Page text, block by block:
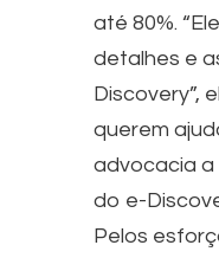
até 80%.
detalhes e
Discovery”,
querem
advocacia a
do e-
Pelos